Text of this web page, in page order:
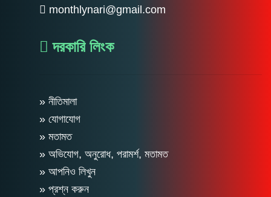
monthlynari@gmail.com
দরকারি লিংক
» নীতিমালা
» যোগাযোগ
» মতামত
» অভিযোগ, অনুরোধ, পরামর্শ, মতামত
» আপনিও লিখুন
» প্রশ্ন করুন